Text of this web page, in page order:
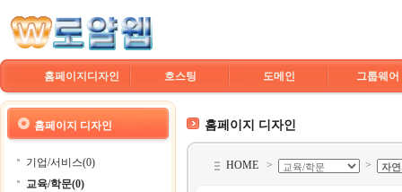
홈페이지디자인 호스팅 도메인 그룹웨어
홈페이지 디자인
기업/서비스(0)
교육/학문(0)
홈페이지 디자인
HOME > >